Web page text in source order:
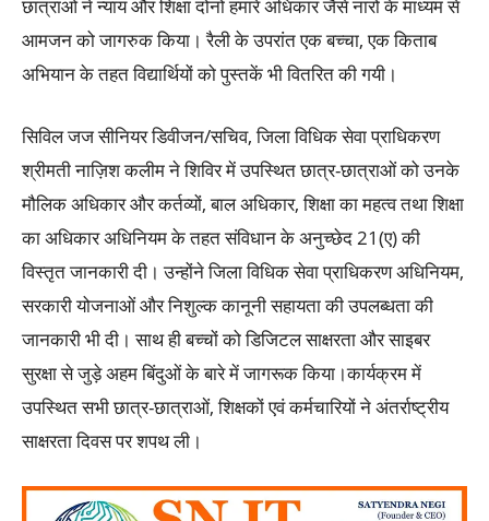
छात्राओं ने न्याय और शिक्षा दोनों हमारे अधिकार जैसे नारों के माध्यम से
आमजन को जागरुक किया। रैली के उपरांत एक बच्चा, एक किताब
अभियान के तहत विद्यार्थियों को पुस्तकें भी वितरित की गयी।
सिविल जज सीनियर डिवीजन/सचिव, जिला विधिक सेवा प्राधिकरण
श्रीमती नाज़िश कलीम ने शिविर में उपस्थित छात्र-छात्राओं को उनके
मौलिक अधिकार और कर्तव्यों, बाल अधिकार, शिक्षा का महत्व तथा शिक्षा
का अधिकार अधिनियम के तहत संविधान के अनुच्छेद 21(ए) की
विस्तृत जानकारी दी। उन्होंने जिला विधिक सेवा प्राधिकरण अधिनियम,
सरकारी योजनाओं और निशुल्क कानूनी सहायता की उपलब्धता की
जानकारी भी दी। साथ ही बच्चों को डिजिटल साक्षरता और साइबर
सुरक्षा से जुड़े अहम बिंदुओं के बारे में जागरूक किया।कार्यक्रम में
उपस्थित सभी छात्र-छात्राओं, शिक्षकों एवं कर्मचारियों ने अंतर्राष्ट्रीय
साक्षरता दिवस पर शपथ ली।